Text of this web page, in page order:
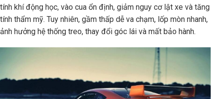
tính khí động học, vào cua ổn định, giảm nguy cơ lật xe và tăng
tính thẩm mỹ. Tuy nhiên, gầm thấp dễ va chạm, lốp mòn nhanh,
ảnh hưởng hệ thống treo, thay đổi góc lái và mất bảo hành.